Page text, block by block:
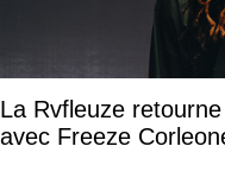
La Rvfleuze
avec Freeze